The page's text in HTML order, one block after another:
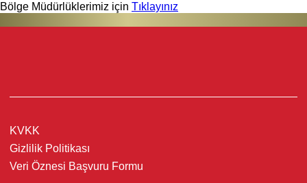
Bölge Müdürlüklerimiz için Tıklayınız
KVKK
Gizlilik Politikası
Veri Öznesi Başvuru Formu